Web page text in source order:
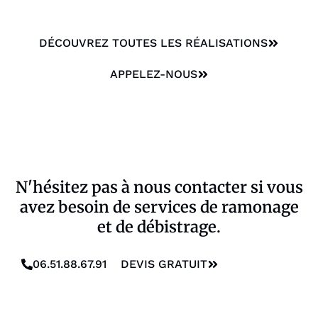
DÉCOUVREZ TOUTES LES RÉALISATIONS
APPELEZ-NOUS
N'hésitez pas à nous contacter si vous
avez besoin de services de ramonage
et de débistrage.
06.51.88.67.91 DEVIS GRATUIT